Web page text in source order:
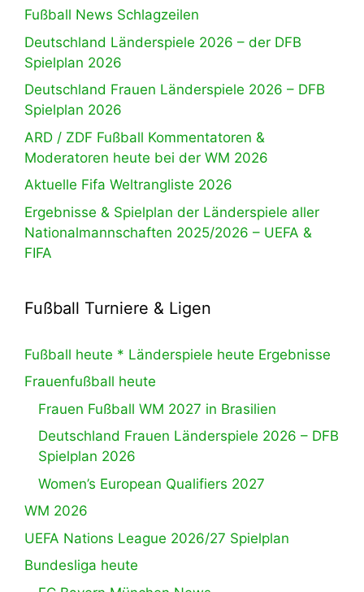
Fußball News Schlagzeilen
Deutschland Länderspiele 2026 – der DFB
Spielplan 2026
Deutschland Frauen Länderspiele 2026 – DFB
Spielplan 2026
ARD / ZDF Fußball Kommentatoren &
Moderatoren heute bei der WM 2026
Aktuelle Fifa Weltrangliste 2026
Ergebnisse & Spielplan der Länderspiele aller
Nationalmannschaften 2025/2026 – UEFA &
FIFA
Fußball Turniere & Ligen
Fußball heute * Länderspiele heute Ergebnisse
Frauenfußball heute
Frauen Fußball WM 2027 in Brasilien
Deutschland Frauen Länderspiele 2026 – DFB
Spielplan 2026
Women’s European Qualifiers 2027
WM 2026
UEFA Nations League 2026/27 Spielplan
Bundesliga heute